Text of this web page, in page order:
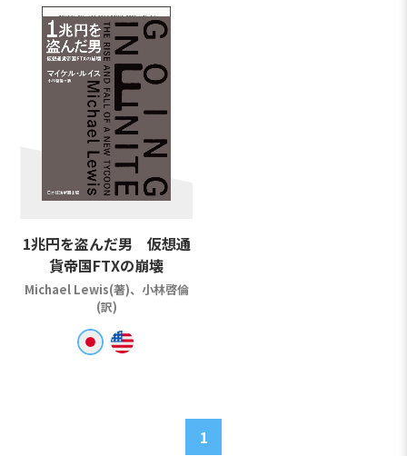
1兆円を盗んだ男 仮想通
貨帝国FTXの崩壊
Michael Lewis(著)、小林啓倫
(訳)
1